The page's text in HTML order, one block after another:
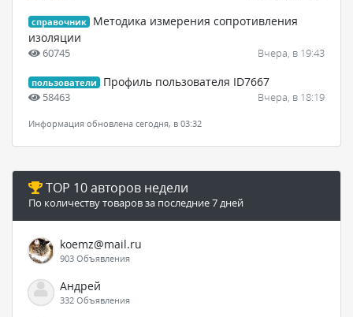
справочник
Методика измерения сопротивления
изоляции
60745 Вчера, в 19:43
пользователи Профиль пользователя ID7667
58463 Вчера, в 18:19
Информация обновлена сегодня, в 03:32
TOP 10 авторов недели
По количеству товаров за последние 7 дней
koemz@mail.ru
903 Объявления
Андрей
332 Объявления